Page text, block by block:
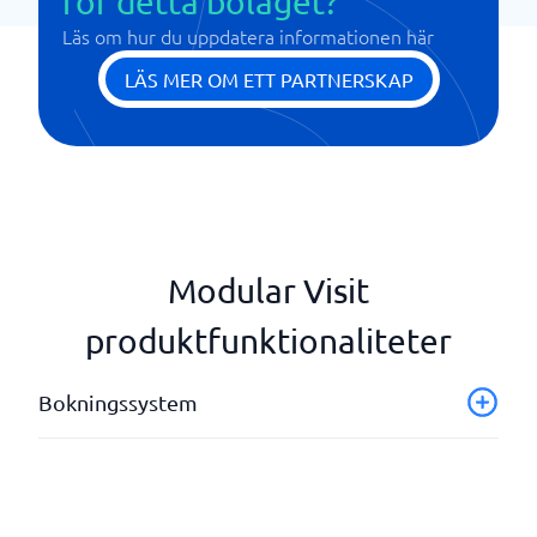
Läs om hur du uppdatera informationen här
LÄS MER OM ETT PARTNERSKAP
Modular Visit
produktfunktionaliteter
Bokningssystem